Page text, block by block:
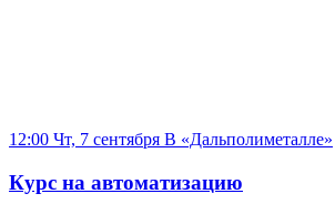
12:00 Чт, 7 сентября В «Дальполиметалле»
Курс на автоматизацию